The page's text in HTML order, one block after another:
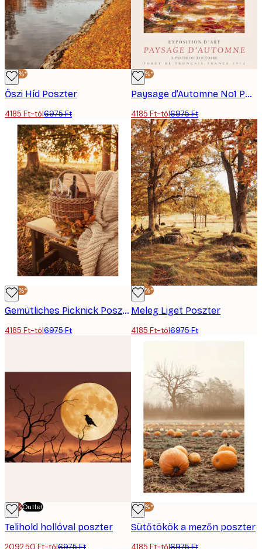
-40%*
Őszi Híd Poszter
4185 Ft-tól6975 Ft
-40%*
Paysage d’Automne No1 Poszter
4185 Ft-tól6975 Ft
-40%*
Gemütliches Picknick Poszter
4185 Ft-tól6975 Ft
-40%*
Meleg Liget Poszter
4185 Ft-tól6975 Ft
-70%Outlet
Telihold hollóval poszter
2092,50 Ft-tól6975 Ft
-40%*
Sütőtökök a mezőn poszter
4185 Ft-tól6975 Ft